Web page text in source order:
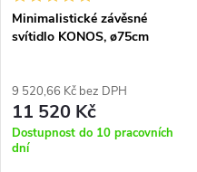
Minimalistické závěsné
svítidlo KONOS, ø75cm
9 520,66 Kč bez DPH
11 520 Kč
Dostupnost do 10 pracovních
dní